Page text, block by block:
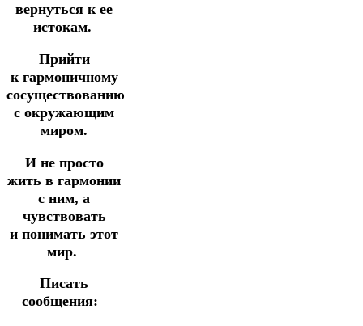
вернуться к ее
истокам.
Прийти
к гармоничному
сосуществованию
с окружающим
миром.
И не просто
жить в гармонии
с ним, а
чувствовать
и понимать этот
мир.
Писать
сообщения: